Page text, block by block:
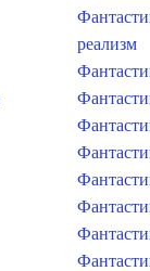
реализм